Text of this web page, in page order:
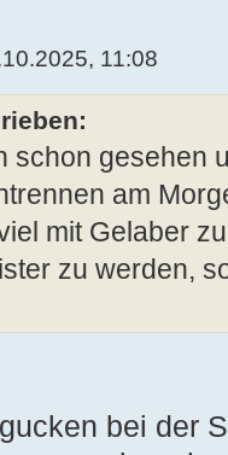
11:08
schon gesehen
am
mit Gelaber
zu werden,
bei der